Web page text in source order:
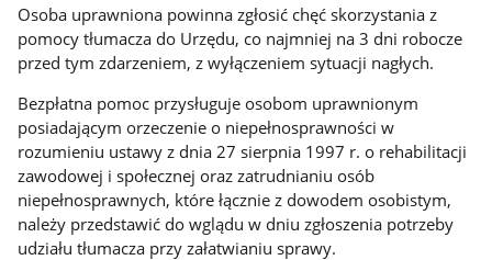
Osoba uprawniona powinna zgłosić chęć skorzystania z
pomocy tłumacza do Urzędu, co najmniej na 3 dni robocze
przed tym zdarzeniem, z wyłączeniem sytuacji nagłych.
Bezpłatna pomoc przysługuje osobom uprawnionym
posiadającym orzeczenie o niepełnosprawności w
rozumieniu ustawy z dnia 27 sierpnia 1997 r. o rehabilitacji
zawodowej i społecznej oraz zatrudnianiu osób
niepełnosprawnych, które łącznie z dowodem osobistym,
należy przedstawić do wglądu w dniu zgłoszenia potrzeby
udziału tłumacza przy załatwianiu sprawy.